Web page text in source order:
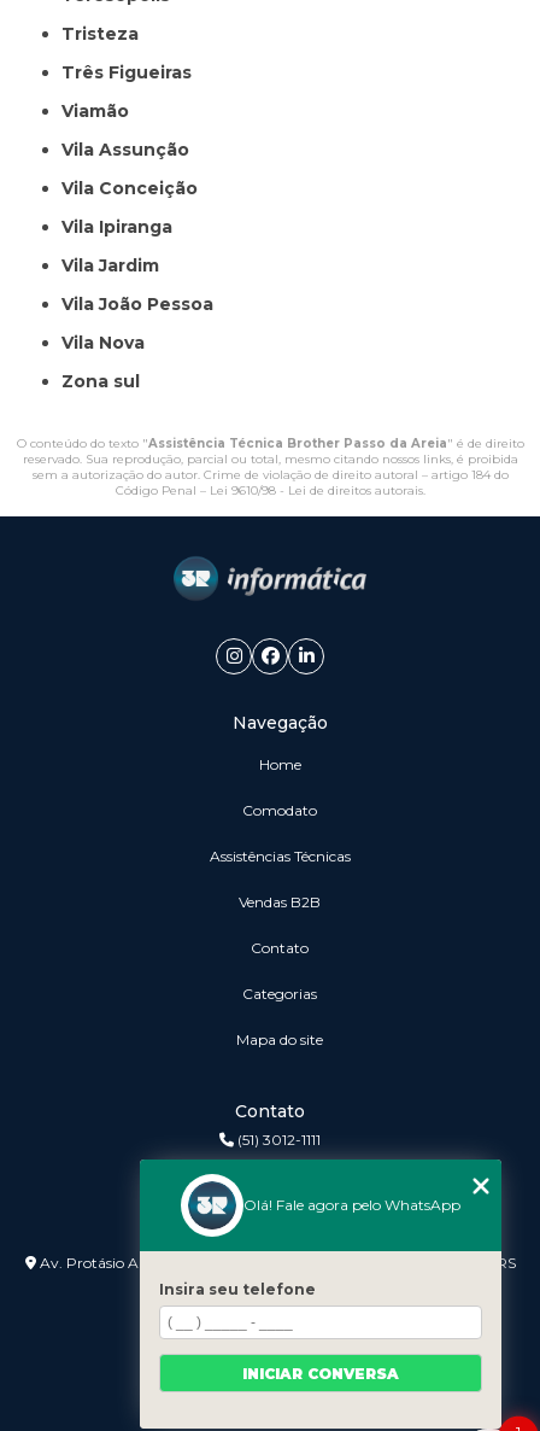
Tristeza
Três Figueiras
Viamão
Vila Assunção
Vila Conceição
Vila Ipiranga
Vila Jardim
Vila João Pessoa
Vila Nova
Zona sul
O conteúdo do texto "Assistência Técnica Brother Passo da Areia" é de direito
reservado. Sua reprodução, parcial ou total, mesmo citando nossos links, é proibida
sem a autorização do autor. Crime de violação de direito autoral – artigo 184 do
Código Penal – Lei 9610/98 - Lei de direitos autorais.
Navegação
Home
Comodato
Assistências Técnicas
vendas B2B
Contato
Categorias
Mapa do site
Contato
(51) 3012-1111
Endereço
Av. Protásio Alves nº 3240 Lojas 7 e 8 - Petrópolis - Porto Alegre - RS
- 90410-007
Olá! Fale agora pelo WhatsApp
Insira seu telefone
INICIAR CONVERSA